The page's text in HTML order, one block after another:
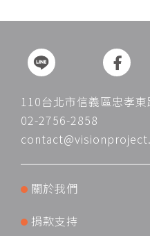
110台北市信義區忠孝
02-2756-2858
關於我們
捐款支持